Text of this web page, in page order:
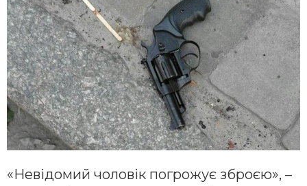
«Невідомий чоловік погрожує зброєю», –